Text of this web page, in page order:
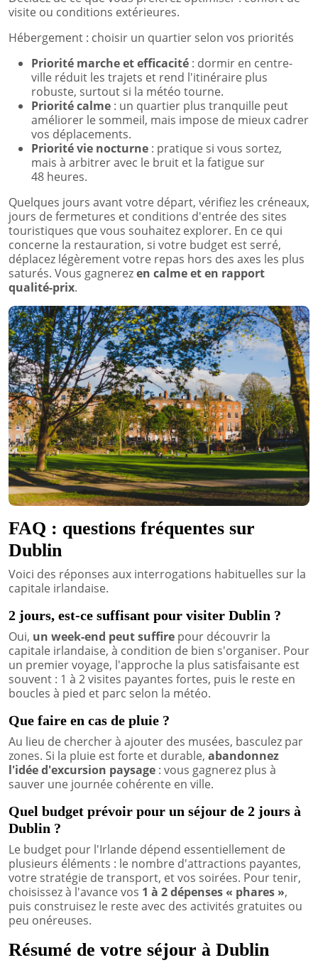
visite ou conditions extérieures.
Hébergement : choisir un quartier selon vos priorités
Priorité marche et efficacité : dormir en centre-
ville réduit les trajets et rend l'itinéraire plus
robuste, surtout si la météo tourne.
Priorité calme : un quartier plus tranquille peut
améliorer le sommeil, mais impose de mieux cadrer
vos déplacements.
Priorité vie nocturne : pratique si vous sortez,
mais à arbitrer avec le bruit et la fatigue sur
48 heures.
Quelques jours avant votre départ, vérifiez les créneaux,
jours de fermetures et conditions d'entrée des sites
touristiques que vous souhaitez explorer. En ce qui
concerne la restauration, si votre budget est serré,
déplacez légèrement votre repas hors des axes les plus
saturés. Vous gagnerezen calme et en rapport
qualité-prix.
FAQ : questions fréquentes sur
Dublin
Voici des réponses aux interrogations habituelles sur la
capitale irlandaise.
2 jours, est-ce suffisant pour visiter Dublin ?
Oui, un week-end peut suffire pour découvrir la
capitale irlandaise, à condition de bien s'organiser. Pour
un premier voyage, l'approche la plus satisfaisante est
souvent : 1 à 2 visites payantes fortes, puis le reste en
boucles à pied et parc selon la météo.
Que faire en cas de pluie ?
Au lieu de chercher à ajouter des musées, basculez par
zones. Si la pluie est forte et durable, abandonnez
l'idée d'excursion paysage : vous gagnerez plus à
sauver une journée cohérente en ville.
Quel budget prévoir pour un séjour de 2 jours à
Dublin ?
Le budget pour l'Irlande dépend essentiellement de
plusieurs éléments : le nombre d'attractions payantes,
votre stratégie de transport, et vos soirées. Pour tenir,
choisissez à l'avance vos 1 à 2 dépenses « phares »,
puis construisez le reste avec des activités gratuites ou
peu onéreuses.
Résumé de votre séjour à Dublin